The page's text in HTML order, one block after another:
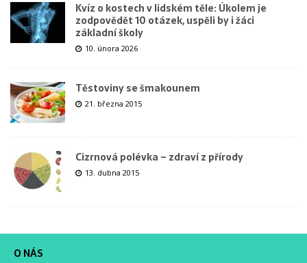
Kvíz o kostech v lidském těle: Úkolem je
zodpovědět 10 otázek, uspěli by i žáci
základní školy
10. února 2026
Těstoviny se šmakounem
21. března 2015
Cizrnová polévka – zdraví z přírody
13. dubna 2015
O NÁS